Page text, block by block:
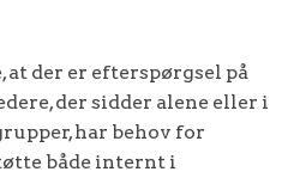
at der er efterspørgsel på
der sidder alene eller i
har behov for
både internt i